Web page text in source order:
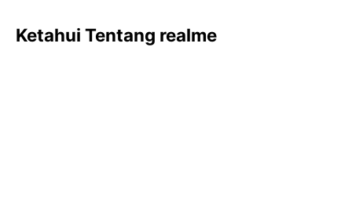
Welcome to realme Support
Ketahui Tentang realme